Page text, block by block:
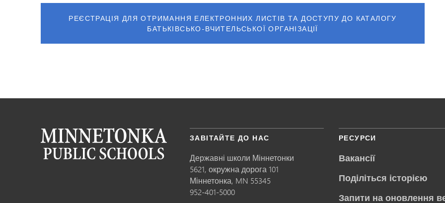
РЕЄСТРАЦІЯ ДЛЯ ОТРИМАННЯ ЕЛЕКТРОННИХ ЛИСТІВ ТА ДОСТУПУ ДО КАТАЛОГУ
БАТЬКІВСЬКО-ВЧИТЕЛЬСЬКОЇ ОРГАНІЗАЦІЇ
ЗАВІТАЙТЕ ДО НАС
Державні школи Міннетонки
5621, окружна дорога 101
Міннетонка, MN 55345
952-401-5000
РЕСУРСИ
Вакансії
Поділіться історією
Запити на оновлення